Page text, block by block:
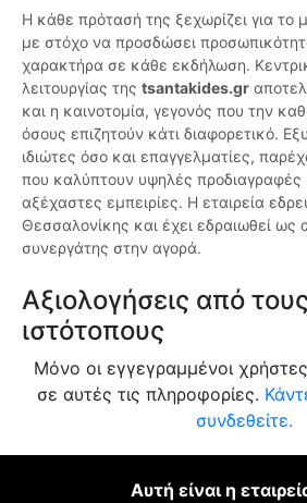
Η κάθε πρότασή της ξεχωρίζει για το
με στόχο να προσδώσει
χαρακτήρα σε κάθε εκδήλωση.
λειτουργίας της tsantakides.gr
και η καινοτομία, γεγονός που την
όσους επιζητούν κάτι διαφορετικό.
ιδιώτες όσο και επαγγελματίες,
που καλύπτουν υψηλές προδιαγραφές
αξέχαστες εμπειρίες. Η εταιρεία
Θεσσαλονίκης και έχει εδραιωθεί ως
συνεργάτης στην αγορά.
Αξιολογήσεις από
ιστότοπους
Μόνο οι εγγεγραμμένοι
σε αυτές τις πληροφορίες.
συνδεθείτε.
Αυτή είναι η